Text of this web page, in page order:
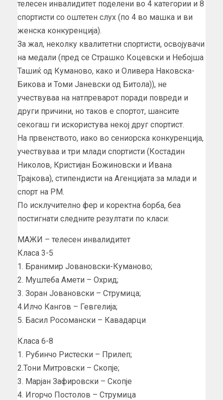
телесен инвалидитет поделени во 4 категории и 8
спортисти со оштетен слух (по 4 во машка и ви
женска конкуренција).
За жал, неколку квалитетни спортисти, освојувачи
на медали (пред се Страшко Коцевски и Небојша
Ташиќ од Куманово, како и Оливера Наковска-
Бикова и Томи Јаневски од Битола)), не
учествуваа на натпреварот поради повреди и
други причини, но таков е спортот, шансите
секогаш ги искористува некој друг спортист.
На првенството, иако во сениорска конкуренција,
учествуваа и три млади спортисти (Костадин
Николов, Кристијан Божиновски и Ивана
Трајкова), стипендисти на Агенцијата за млади и
спорт на РМ.
По исклучително фер и коректна борба, беа
постигнати следните резултати по класи:
МАЖИ – телесен инвалидитет
Класа 3-5
1. Бранимир Јовановски-Куманово;
2. Муштеба Амети – Охрид;
3. Зоран Јовановски – Струмица;
4.Илчо Кангов – Гевгелија;
5. Басил Росомански – Кавадарци
Класа 6-8
1. Рубинчо Ристески – Прилеп;
2.Тони Митровски – Скопје;
3. Марјан Зафировски – Скопје
4. Игорчо Постолов – Струмица